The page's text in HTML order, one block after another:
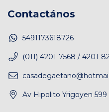
Contactános
5491173618726
(011) 4201-7568 / 4201-
Av Hipolito Yrigoyen